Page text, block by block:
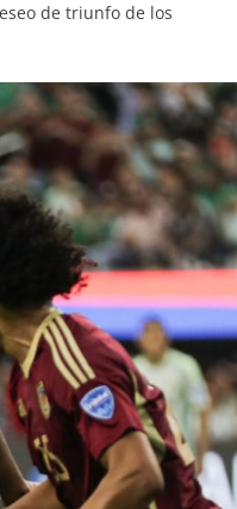
de triunfo de los